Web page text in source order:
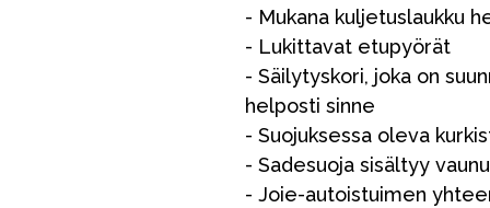
- Mukana kuljetuslaukku
- Lukittavat etupyörät
- Säilytyskori, joka on
helposti sinne
- Suojuksessa oleva
- Sadesuoja sisältyy
- Joie-autoistuimen
VÅRT SORTIMENT
Äiti & Isä
Huonekalut & vuodevaatteet
Tarvikkeet